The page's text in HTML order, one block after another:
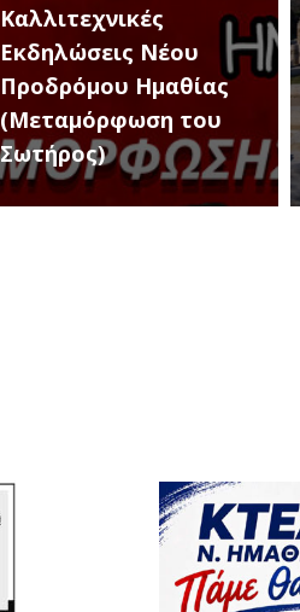
Αυγουστιάτικη
Πανσέληνο στην
Ημαθία από την
Εφορεία
Αρχαιοτήτων